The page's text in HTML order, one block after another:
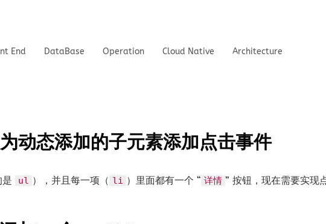
End DataBase Operation Cloud Native Architecture
动态添加的子元素添加点击事件
ul ），并且每一项（ li ）里面都有一个 “ 详情 ” 按钮，现在需要实现